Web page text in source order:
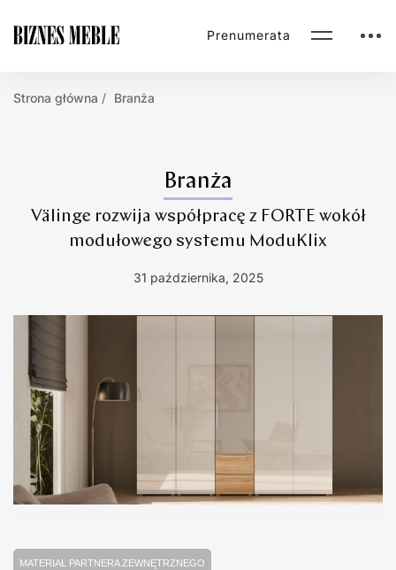
Prenumerata
Strona główna Branża
Branża
Välinge rozwija współpracę z FORTE wokół
modułowego systemu ModuKlix
31 października, 2025
MATERIAŁ PARTNERA ZEWNĘTRZNEGO